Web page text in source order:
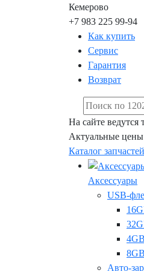
Кемерово
+7 983 225 99-94
Как купить
Сервис
Гарантия
Возврат
На сайте ведутся
Актуальные
Каталог запчастей
Аксессуары
USB-
4GB
8GB
Авто-